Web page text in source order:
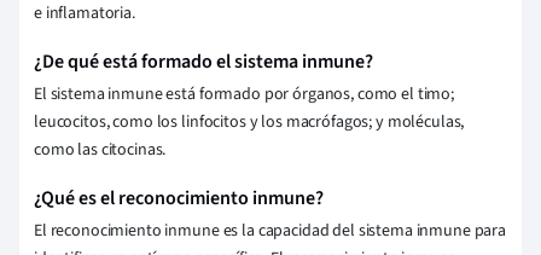
e inflamatoria.
¿De qué está formado el sistema inmune?
El sistema inmune está formado por órganos, como el timo;
leucocitos, como los linfocitos y los macrófagos; y moléculas,
como las citocinas.
¿Qué es el reconocimiento inmune?
El reconocimiento inmune es la capacidad del sistema inmune para